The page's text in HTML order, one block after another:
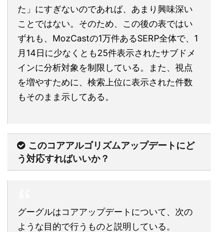
た」にすぎないのであれば、あまり興味深い
ことではない。そのため、この後の表ではい
ずれも、MozCastの1万件あるSERP全体で、1
月14日に少なくとも25件表示されたサブドメ
インに分析対象を制限している。また、視点
を増やすために、検索上位に表示された件数
もそのまま示してある。
このコアアルゴリズムアップデートにど
う対応すればいいか？
グーグルはコアアップデートについて、次の
ような目的で行うものと説明している。